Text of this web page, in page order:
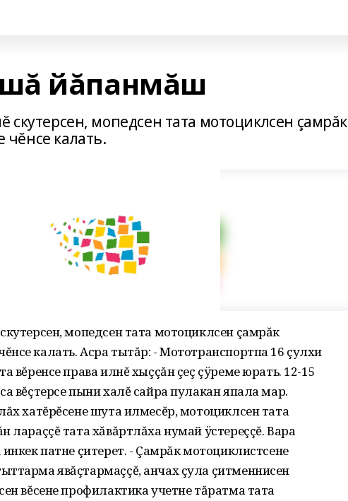
йăпанмăш
скутерсен, мопедсен тата мотоциклсен çамрăк
калать.
мопедсен тата мотоциклсен çамрăк
калать. Асра тытăр: - Мототранспортпа 16 çулхи
вĕренсе права илнĕ хыççăн çеç çÿреме юрать. 12-15
вĕçтерсе пыни халĕ сайра пулакан япала мар.
хатĕрĕсене шута илмесĕр, мотоциклсен тата
лараççĕ тата хăвăртлăха нумай ÿстереççĕ. Вара
патне çитерет. - Çамрăк мотоциклистсене
явăçтармаççĕ, анчах çула çитменнисен
вĕсене профилактика учетне тăратма тата